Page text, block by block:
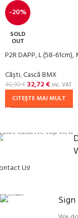
-20%
SOLD
OUT
P2R DAPP, L (58-
Căști,Cască BMX
40,90€ 32,72€ inc. VAT
CITEȘTE MAI MULT
Us!